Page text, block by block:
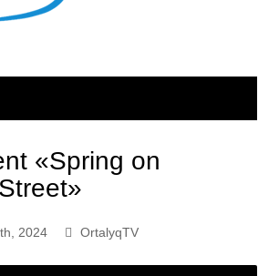
«Spring on
2024 OrtalyqTV